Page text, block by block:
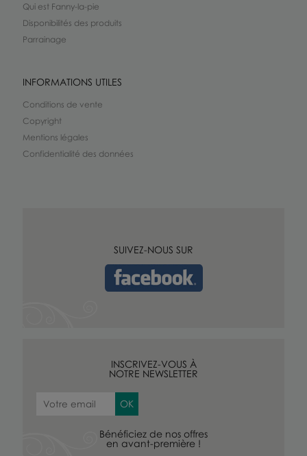
Qui est Fanny-la-pie
Disponibilités des produits
Parrainage
INFORMATIONS UTILES
Conditions de vente
Copyright
Mentions légales
Confidentialité des données
SUIVEZ-NOUS SUR
INSCRIVEZ-VOUS À
NOTRE NEWSLETTER
Bénéficiez de nos offres
en avant-première !